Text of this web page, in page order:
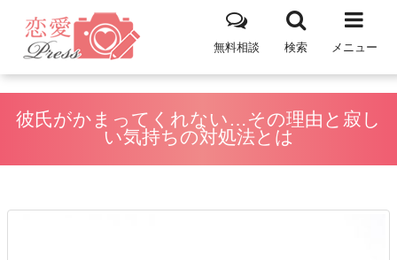
メニュー
検索
無料相談
彼氏がかまってくれない…その理由と寂し
い気持ちの対処法とは